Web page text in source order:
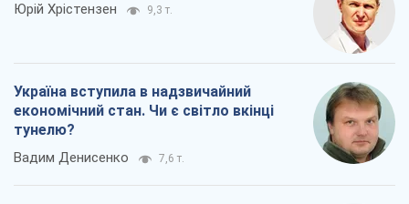
Юрій Хрістензен 9,3 т.
Україна вступила в надзвичайний
економічний стан. Чи є світло вкінці
тунелю?
Вадим Денисенко 7,6 т.